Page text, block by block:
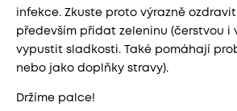
infekce. Zkuste proto výrazně
především přidat zeleninu (čerstvou i
vypustit sladkosti. Také pomáhají
nebo jako doplňky stravy).
Držíme palce!